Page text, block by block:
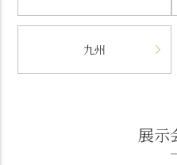
九州
展示